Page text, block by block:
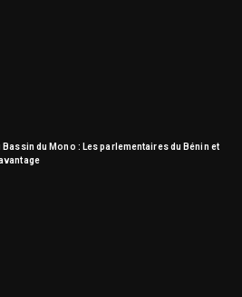
du Mono : Les parlementaires du Bénin et